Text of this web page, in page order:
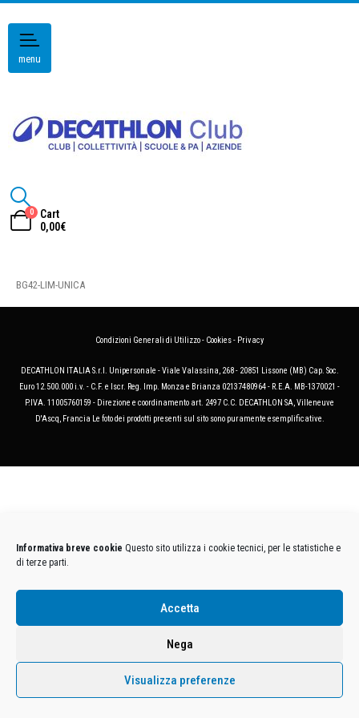
Informativa breve cookie Questo sito utilizza i cookie tecnici, per le statistiche e
di terze parti.
Accetta
Nega
Visualizza preferenze
menu
0
Cart
0,00€
BG42-LIM-UNICA
Condizioni Generali di Utilizzo- Cookies- Privacy
DECATHLON ITALIA S.r.l. Unipersonale - Viale Valassina, 268 - 20851 Lissone (MB) Cap. Soc.
Euro 12.500.000 i.v. - C.F. e Iscr. Reg. Imp. Monza e Brianza 02137480964 - R.E.A. MB-1370021 -
P.IVA. 11005760159 - Direzione e coordinamento art. 2497 C.C. DECATHLON SA, Villeneuve
D'Ascq, Francia Le foto dei prodotti presenti sul sito sono puramente esemplificative.